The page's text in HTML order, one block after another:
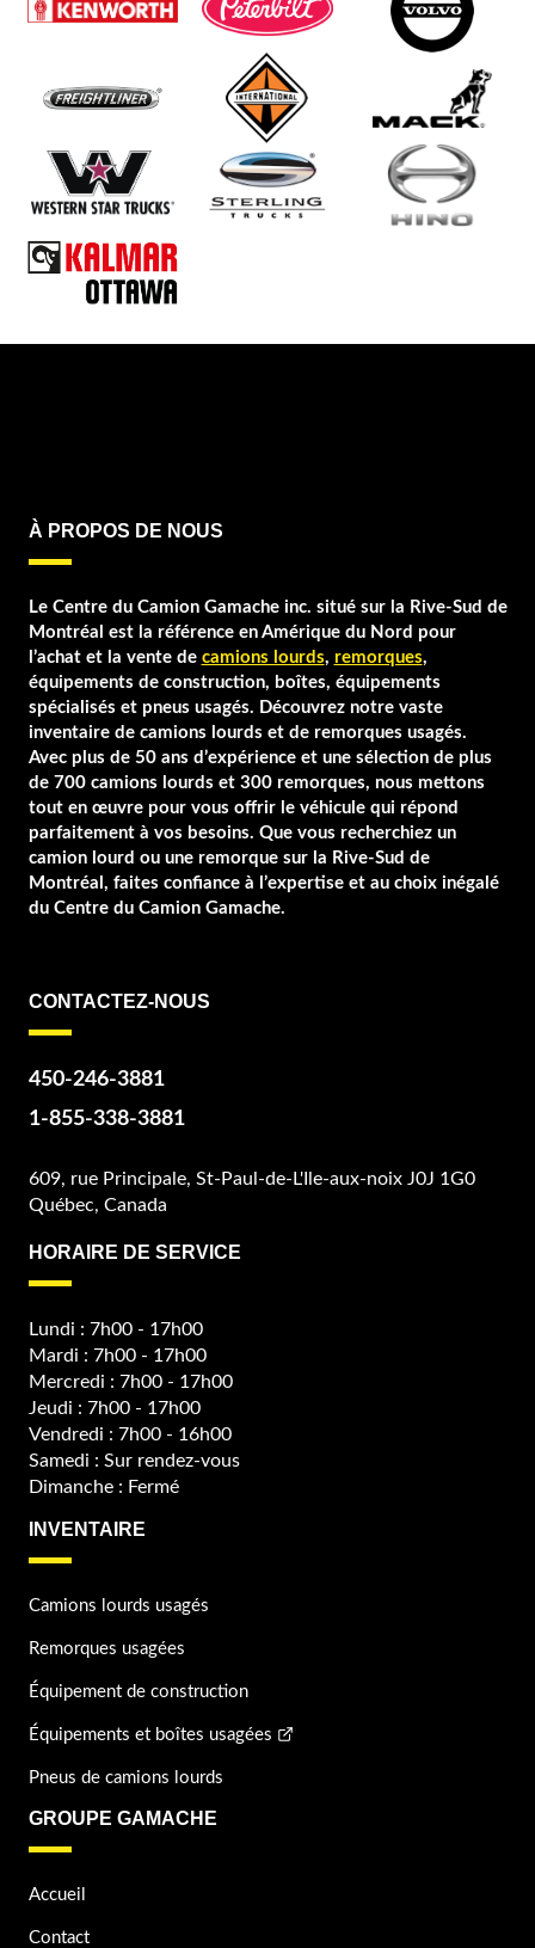
À PROPOS DE NOUS
Le Centre du Camion Gamache inc. situé sur la Rive-Sud de
Montréal est la référence en Amérique du Nord pour
l’achat et la vente de camions lourds, remorques,
équipements de construction, boîtes, équipements
spécialisés et pneus usagés. Découvrez notre vaste
inventaire de camions lourds et de remorques usagés.
Avec plus de 50 ans d’expérience et une sélection de plus
de 700 camions lourds et 300 remorques, nous mettons
tout en œuvre pour vous offrir le véhicule qui répond
parfaitement à vos besoins. Que vous recherchiez un
camion lourd ou une remorque sur la Rive-Sud de
Montréal, faites confiance à l’expertise et au choix inégalé
du Centre du Camion Gamache.
CONTACTEZ-NOUS
450-246-3881
1-855-338-3881
609, rue Principale, St-Paul-de-L'Ile-aux-noix J0J 1G0
Québec, Canada
HORAIRE DE SERVICE
Lundi : 7h00 - 17h00
Mardi : 7h00 - 17h00
Mercredi : 7h00 - 17h00
Jeudi : 7h00 - 17h00
Vendredi : 7h00 - 16h00
Samedi : Sur rendez-vous
Dimanche : Fermé
INVENTAIRE
Camions lourds usagés
Remorques usagées
Équipement de construction
Équipements et boîtes usagées
Pneus de camions lourds
GROUPE GAMACHE
Accueil
Contact